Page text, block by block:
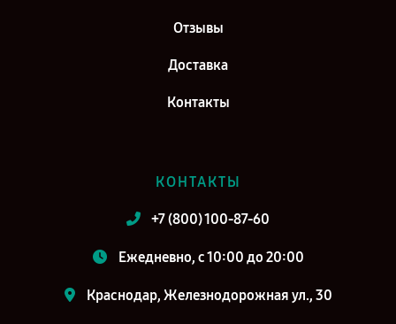
Отзывы
Доставка
Контакты
КОНТАКТЫ
+7 (800) 100-87-60
Ежедневно, с 10:00 до 20:00
Краснодар, Железнодорожная ул., 30